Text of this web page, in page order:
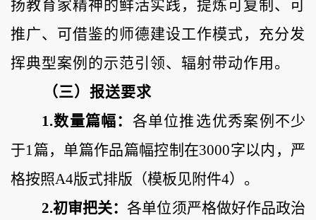
扬教育家精神的鲜活实践，提炼可复制、可
推广、可借鉴的师德建设工作模式，充分发
挥典型案例的示范引领、辐射带动作用。
（三）报送要求
1.数量篇幅： 各单位推选优秀案例不少
于1篇，单篇作品篇幅控制在3000字以内，严
格按照A4版式排版 （模板见附件4）。
2.初审把关：各单位须严格做好作品政治